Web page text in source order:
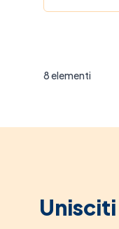
8elementi